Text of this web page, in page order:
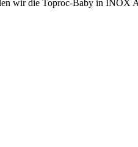
wir die Toproc-Baby in INOX